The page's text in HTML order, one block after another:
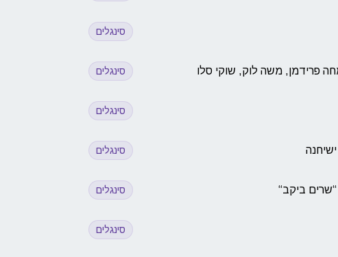
סינגלים
פרידמן, משה לוק, שוקי סלו סינגלים
סינגלים
סינגלים
ביקב“ סינגלים
סינגלים